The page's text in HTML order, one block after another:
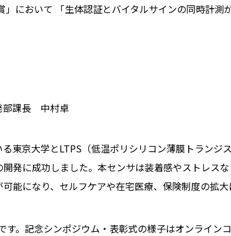
において 「生体認証とバイタルサインの同時計
部課長 中村卓
東京大学とLTPS（低温ポリシリコン薄膜トラン
発に成功しました。本センサは装着感やストレス
能になり、セルフケアや在宅医療、保険制度の拡大
。記念シンポジウム・表彰式の様子はオンライ